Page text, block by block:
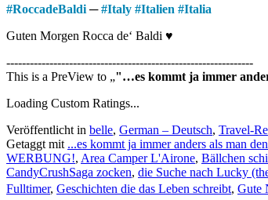
#RoccadeBaldi ─#Italy #Italien #Italia
Guten Morgen Rocca de‘ Baldi ♥
---------------------------------------------------------------
This is a PreView to
"…es kommt ja immer
Loading Custom Ratings...
Veröffentlicht in belle, German – Deutsch, Travel-
Getaggt mit ...es kommt ja immer anders als man
WERBUNG!, Area Camper L'Airone, Bällchen
CandyCrushSaga zocken, die Suche nach Lucky
Fulltimer, Geschichten die das Leben schreibt, Gute